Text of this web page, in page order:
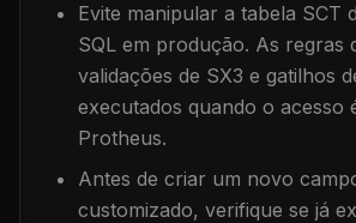
Evite manipular a tabela SCT
SQL em produção. As regras
validações de SX3 e gatilhos
executados quando o acesso
Protheus.
Antes de criar um novo
customizado, verifique se já